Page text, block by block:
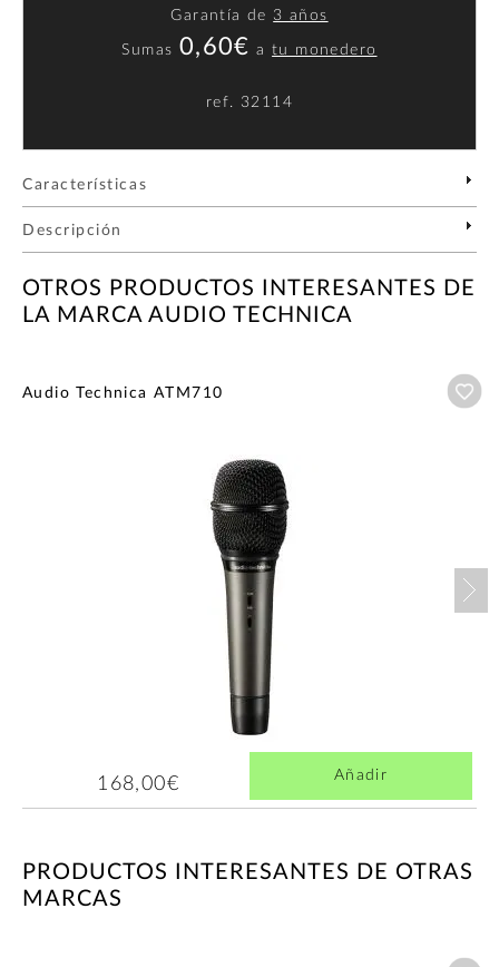
Garantía de 3 años
Sumas 0,60€ atu monedero
ref. 32114
Características
Descripción
OTROS PRODUCTOS INTERESANTES DE
LA MARCA AUDIO TECHNICA
Audio Technica ATM710
168,00€ Añadir
PRODUCTOS INTERESANTES DE OTRAS
MARCAS